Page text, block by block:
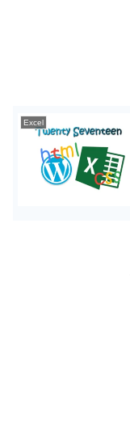
Excel